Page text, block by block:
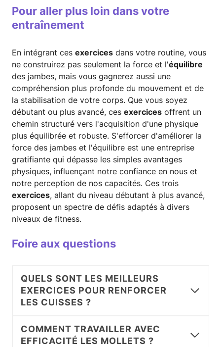
Pour aller plus loin dans votre
entraînement
En intégrant ces exercices dans votre routine, vous
ne construirez pas seulement la force et l'équilibre
des jambes, mais vous gagnerez aussi une
compréhension plus profonde du mouvement et de
la stabilisation de votre corps. Que vous soyez
débutant ou plus avancé, ces exercices offrent un
chemin structuré vers l'acquisition d'une physique
plus équilibrée et robuste. S'efforcer d'améliorer la
force des jambes et l'équilibre est une entreprise
gratifiante qui dépasse les simples avantages
physiques, influençant notre confiance en nous et
notre perception de nos capacités. Ces trois
exercices, allant du niveau débutant à plus avancé,
proposent un spectre de défis adaptés à divers
niveaux de fitness.
Foire aux questions
QUELS SONT LES MEILLEURS
EXERCICES POUR RENFORCER
LES CUISSES ?
COMMENT TRAVAILLER AVEC
EFFICACITÉ LES MOLLETS ?